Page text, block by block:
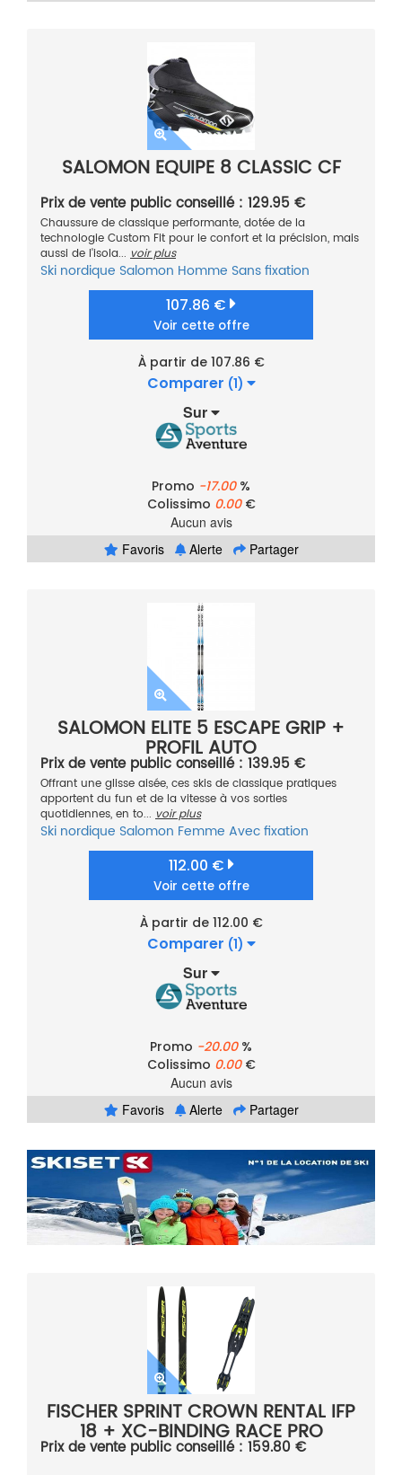
SALOMON EQUIPE 8 CLASSIC CF
Prix de vente public conseillé : 129.95 €
Chaussure de classique performante, dotée de la
technologie Custom Fit pour le confort et la précision, mais
aussi de l'isola... voir plus
Ski nordique Salomon Homme Sans fixation
107.86 €
Voir cette offre
À partir de 107.86 €
Comparer (1)
Sur
Promo -17.00%
Colissimo 0.00€
Aucun avis
Favoris
Alerte Partager
SALOMON ELITE 5 ESCAPE GRIP +
PROFIL AUTO
Prix de vente public conseillé : 139.95 €
Offrant une glisse aisée, ces skis de classique pratiques
apportent du fun et de la vitesse à vos sorties
quotidiennes, en to... voir plus
Ski nordique Salomon Femme Avec fixation
112.00 €
Voir cette offre
À partir de 112.00 €
Comparer (1)
Sur
Promo -20.00%
Colissimo 0.00€
Aucun avis
Favoris
Alerte Partager
FISCHER SPRINT CROWN RENTAL IFP
18 + XC-BINDING RACE PRO
CLASSIC IFP 19
Prix de vente public conseillé : 159.80 €